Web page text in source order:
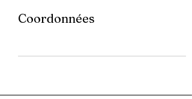
Coordonnées